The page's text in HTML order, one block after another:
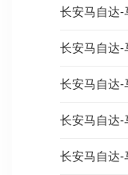
长安马自达-
长安马自达-
长安马自达-
长安马自达-
长安马自达-